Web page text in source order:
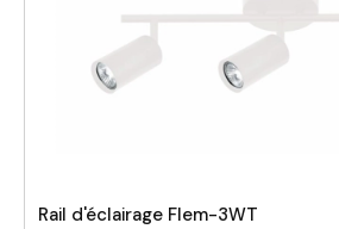
Rail d'éclairage Flem-3WT